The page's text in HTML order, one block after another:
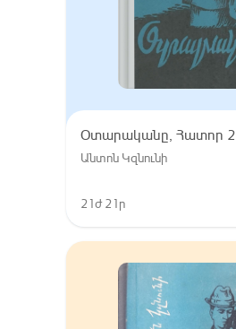
Օտարականը, Հատոր 2
Անտոն Կզնունի
21ժ 21ր